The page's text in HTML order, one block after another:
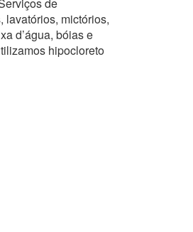
lavatórios, mictórios,
d’água, bóias e
hipocloreto